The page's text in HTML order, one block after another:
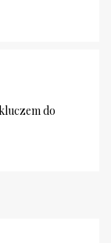
do